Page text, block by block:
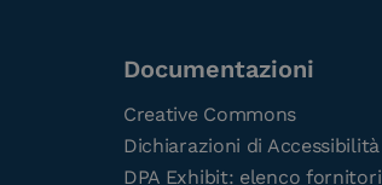
Documentazioni
Creative Commons
Dichiarazioni di Accessibilità
DPA Exhibit: elenco fornitori